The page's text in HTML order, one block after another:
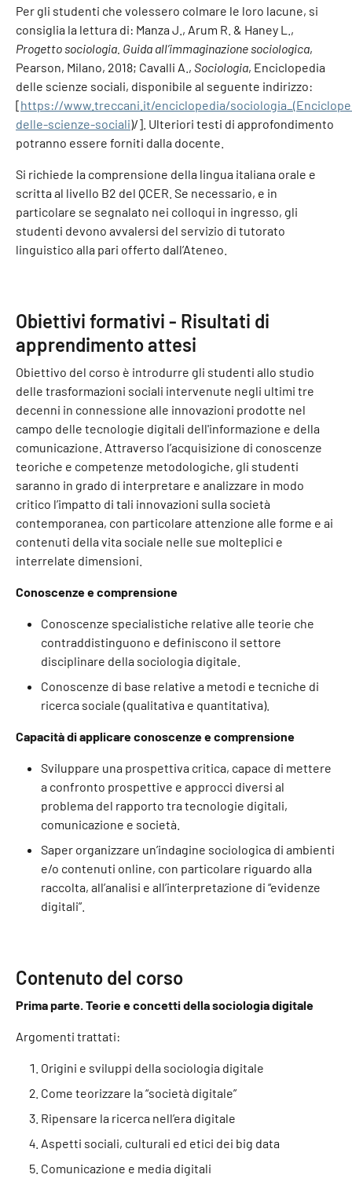
Per gli studenti che volessero colmare le loro lacune, si
consiglia la lettura di: Manza J., Arum R. & Haney L.,
Progetto sociologia. Guida all’immaginazione sociologica,
Pearson, Milano, 2018; Cavalli A., Sociologia, Enciclopedia
delle scienze sociali, disponibile al seguente indirizzo:
[https://www.treccani.it/enciclopedia/
delle-scienze-sociali)/]. Ulteriori testi di approfondimento
potranno essere forniti dalla docente.
Si richiede la comprensione della lingua italiana orale e
scritta al livello B2 del QCER. Se necessario, e in
particolare se segnalato nei colloqui in ingresso, gli
studenti devono avvalersi del servizio di tutorato
linguistico alla pari offerto dall’Ateneo.
Obiettivi formativi - Risultati di
apprendimento attesi
Obiettivo del corso è introdurre gli studenti allo studio
delle trasformazioni sociali intervenute negli ultimi tre
decenni in connessione alle innovazioni prodotte nel
campo delle tecnologie digitali dell'informazione e della
comunicazione. Attraverso l’acquisizione di conoscenze
teoriche e competenze metodologiche, gli studenti
saranno in grado di interpretare e analizzare in modo
critico l’impatto di tali innovazioni sulla società
contemporanea, con particolare attenzione alle forme e ai
contenuti della vita sociale nelle sue molteplici e
interrelate dimensioni.
Conoscenze e comprensione
Conoscenze specialistiche relative alle teorie che
contraddistinguono e definiscono il settore
disciplinare della sociologia digitale.
Conoscenze di base relative a metodi e tecniche di
ricerca sociale (qualitativa e quantitativa).
Capacità di applicare conoscenze e comprensione
Sviluppare una prospettiva critica, capace di mettere
a confronto prospettive e approcci diversi al
problema del rapporto tra tecnologie digitali,
comunicazione e società.
Saper organizzare un’indagine sociologica di ambienti
e/o contenuti online, con particolare riguardo alla
raccolta, all’analisi e all’interpretazione di “evidenze
digitali”.
Contenuto del corso
Prima parte. Teorie e concetti della sociologia digitale
Argomenti trattati:
Origini e sviluppi della sociologia digitale
Come teorizzare la “società digitale”
Ripensare la ricerca nell’era digitale
Aspetti sociali, culturali ed etici dei big data
Comunicazione e media digitali